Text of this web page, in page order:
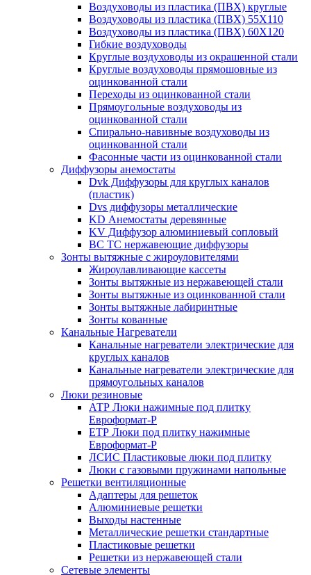
Воздуховоды из пластика (ПВХ) круглые
Воздуховоды из пластика (ПВХ) 55Х110
Воздуховоды из пластика (ПВХ) 60Х120
Гибкие воздуховоды
Круглые воздуховоды из окрашенной стали
Круглые воздуховоды прямошовные из
оцинкованной стали
Переходы из оцинкованной стали
Прямоугольные воздуховоды из
оцинкованной стали
Спирально-навивные воздуховоды из
оцинкованной стали
Фасонные части из оцинкованной стали
Диффузоры анемостаты
Dvk Диффузоры для круглых каналов
(пластик)
Dvs диффузоры металлические
KD Анемостаты деревянные
KV Диффузор алюминиевый сопловый
ВС ТС нержавеющие диффузоры
Зонты вытяжные с жироуловителями
Жироулавливающие кассеты
Зонты вытяжные из нержавеющей стали
Зонты вытяжные из оцинкованной стали
Зонты вытяжные лабиринтные
Зонты кованные
Канальные Нагреватели
Канальные нагреватели электрические для
круглых каналов
Канальные нагреватели электрические для
прямоугольных каналов
Люки резиновые
АТР Люки нажимные под плитку
Евроформат-Р
ЕТР Люки под плитку нажимные
Евроформат-Р
ЛСИС Пластиковые люки под плитку
Люки с газовыми пружинами напольные
Решетки вентиляционные
Адаптеры для решеток
Алюминиевые решетки
Выходы настенные
Металлические решетки стандартные
Пластиковые решетки
Решетки из нержавеющей стали
Сетевые элементы